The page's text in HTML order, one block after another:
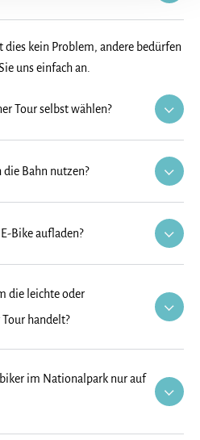
kein Problem, andere bedürfen
uns einfach an.
Tour selbst wählen?
die Bahn nutzen?
Bike aufladen?
die leichte oder
handelt?
im Nationalpark nur auf